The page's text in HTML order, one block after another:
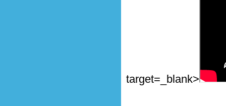
target=_blank>